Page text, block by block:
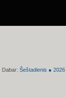
Dabar: Šeštadienis ● 2026